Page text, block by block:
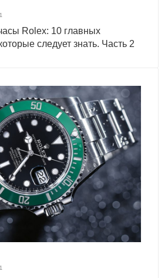
Rolex: 10 главных
следует знать. Часть 2